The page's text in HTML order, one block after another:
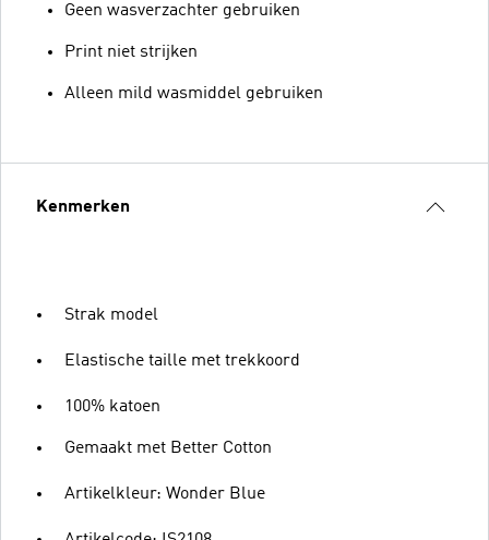
Geen wasverzachter gebruiken
Print niet strijken
Alleen mild wasmiddel gebruiken
Kenmerken
Strak model
Elastische taille met trekkoord
100% katoen
Gemaakt met Better Cotton
Artikelkleur: Wonder Blue